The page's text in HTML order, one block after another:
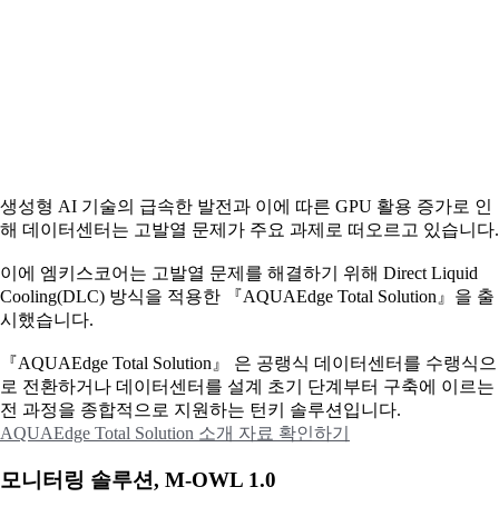
생성형 AI 기술의 급속한 발전과 이에 따른 GPU 활용 증가로 인
해 데이터센터는 고발열 문제가 주요 과제로 떠오르고 있습니다.
이에 엠키스코어는 고발열 문제를 해결하기 위해 Direct Liquid
Cooling(DLC) 방식을 적용한 『AQUAEdge Total Solution』을 출
시했습니다.
『AQUAEdge Total Solution』 은 공랭식 데이터센터를 수랭식으
로 전환하거나 데이터센터를 설계 초기 단계부터 구축에 이르는
전 과정을 종합적으로 지원하는 턴키 솔루션입니다.
AQUAEdge Total Solution 소개 자료 확인하기
모니터링 솔루션, M-OWL 1.0